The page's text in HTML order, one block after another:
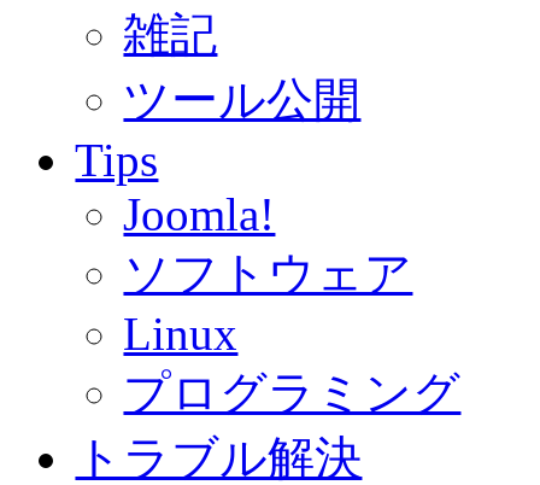
雑記
ツール公開
Tips
Joomla!
ソフトウェア
Linux
プログラミング
トラブル解決